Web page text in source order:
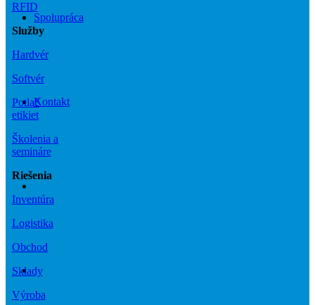
Spolupráca
Kontakt
RFID
Služby
Hardvér
Softvér
Potlač
etikiet
Školenia a
semináre
Riešenia
Inventúra
Logistika
Obchod
Sklady
Výroba